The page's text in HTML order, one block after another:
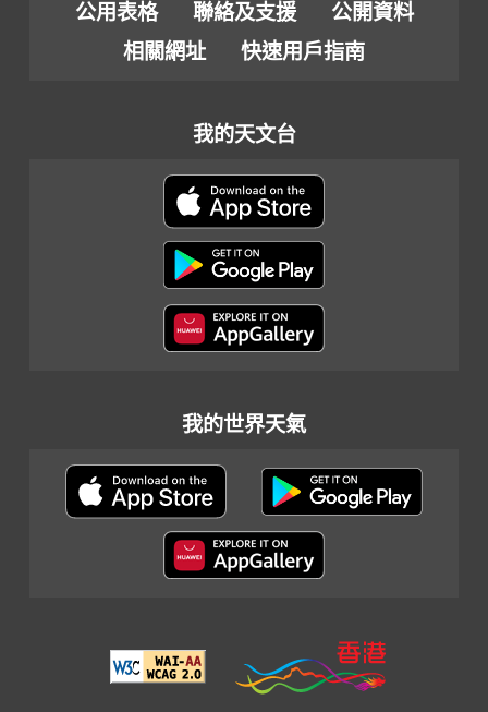
公用表格 聯絡及支援
公開資料
相關網址
快速用戶指南
我的天文台
我的世界天氣